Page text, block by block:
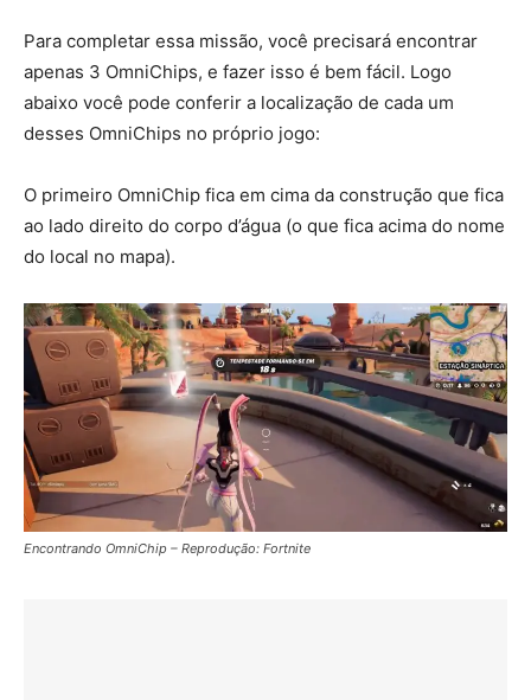
Para completar essa missão, você precisará encontrar
apenas 3 OmniChips, e fazer isso é bem fácil. Logo
abaixo você pode conferir a localização de cada um
desses OmniChips no próprio jogo:
O primeiro OmniChip fica em cima da construção que fica
ao lado direito do corpo d’água (o que fica acima do nome
do local no mapa).
Encontrando OmniChip – Reprodução: Fortnite